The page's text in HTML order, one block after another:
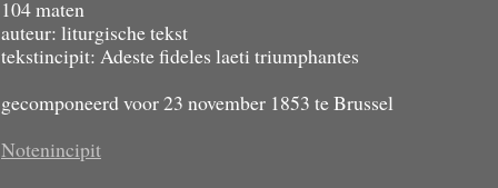
104 maten
auteur: liturgische tekst
tekstincipit: Adeste fideles laeti triumphantes
gecomponeerd voor 23 november 1853 te Brussel
Notenincipit